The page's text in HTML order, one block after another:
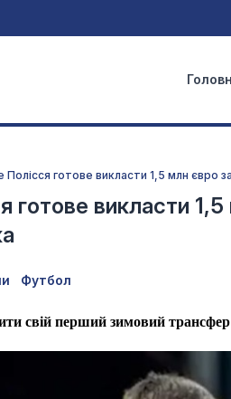
готове викласти 1,5 млн євро
викласти 1,5
Футбол
свій перший зимовий трансфер